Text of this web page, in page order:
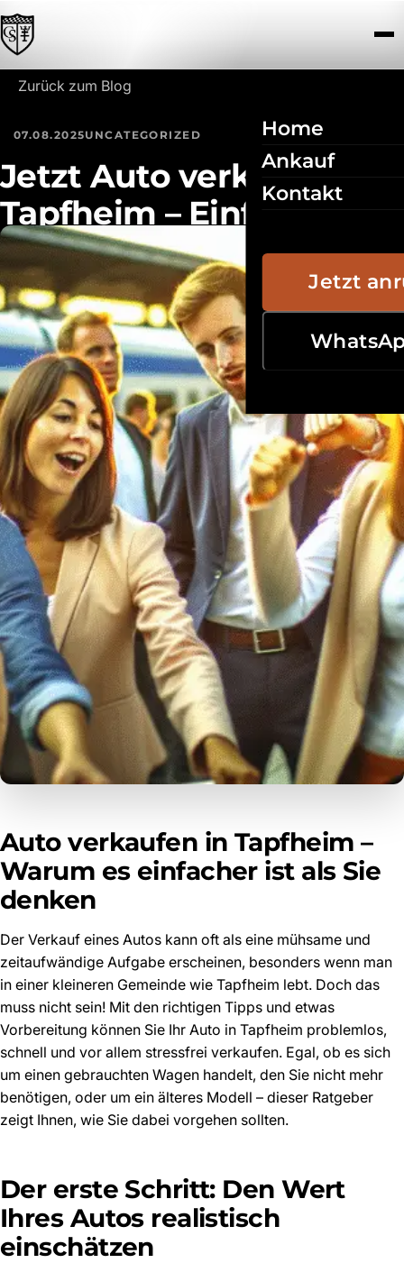
Zum Inhalt springen
Home
Ankauf
Kontakt
Jetzt
Zurück zum Blog
07.08.2025UNCATEGORIZED
Jetzt Auto verkaufen in
Tapfheim – Einfach,
schnell und stressfrei
Auto verkaufen in Tapfheim –
Warum es einfacher ist als Sie
denken
Der Verkauf eines Autos kann oft als eine mühsame und
zeitaufwändige Aufgabe erscheinen, besonders wenn man
in einer kleineren Gemeinde wie Tapfheim lebt. Doch das
muss nicht sein! Mit den richtigen Tipps und etwas
Vorbereitung können Sie Ihr Auto in Tapfheim problemlos,
schnell und vor allem stressfrei verkaufen. Egal, ob es sich
um einen gebrauchten Wagen handelt, den Sie nicht mehr
benötigen, oder um ein älteres Modell – dieser Ratgeber
zeigt Ihnen, wie Sie dabei vorgehen sollten.
Der erste Schritt: Den Wert
Ihres Autos realistisch
einschätzen